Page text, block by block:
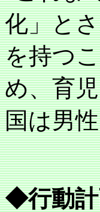
化」と
を持つ
め、育
国は男
◆行動計